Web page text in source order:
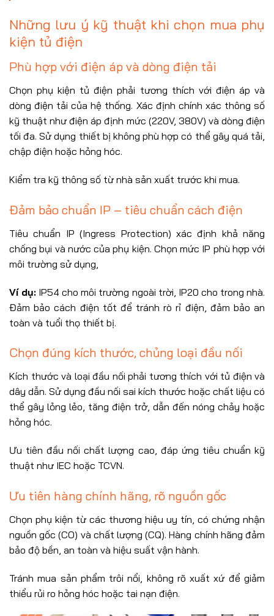
Những lưu ý kỹ thuật khi chọn mua phụ
kiện tủ điện
Phù hợp với điện áp và dòng điện tải
Chọn phụ kiện tủ điện phải tương thích với điện áp và
dòng điện tải của hệ thống. Xác định chính xác thông số
kỹ thuật như điện áp định mức (220V, 380V) và dòng điện
tối đa. Sử dụng thiết bị không phù hợp có thể gây quá tải,
chập điện hoặc hỏng hóc.
Kiểm tra kỹ thông số từ nhà sản xuất trước khi mua.
Đảm bảo chuẩn IP – tiêu chuẩn cách điện
Tiêu chuẩn IP (Ingress Protection) xác định khả năng
chống bụi và nước của phụ kiện. Chọn mức IP phù hợp với
môi trường sử dụng,
Ví dụ: IP54 cho môi trường ngoài trời, IP20 cho trong nhà.
Đảm bảo cách điện tốt để tránh rò rỉ điện, đảm bảo an
toàn và tuổi thọ thiết bị.
Chọn đúng kích thước, chủng loại đầu nối
Kích thước và loại đầu nối phải tương thích với tủ điện và
dây dẫn. Sử dụng đầu nối sai kích thước hoặc chất liệu có
thể gây lỏng lẻo, tăng điện trở, dẫn đến nóng chảy hoặc
hỏng hóc.
Ưu tiên đầu nối chất lượng cao, đáp ứng tiêu chuẩn kỹ
thuật như IEC hoặc TCVN.
Ưu tiên hàng chính hãng, rõ nguồn gốc
Chọn phụ kiện từ các thương hiệu uy tín, có chứng nhận
nguồn gốc (CO) và chất lượng (CQ). Hàng chính hãng đảm
bảo độ bền, an toàn và hiệu suất vận hành.
Tránh mua sản phẩm trôi nổi, không rõ xuất xứ để giảm
thiểu rủi ro hỏng hóc hoặc tai nạn điện.